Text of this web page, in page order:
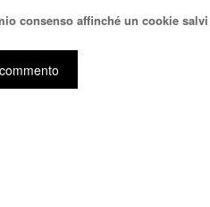
consenso affinché un cookie